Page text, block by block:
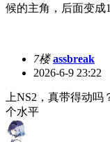
候的主角，后面变成
7楼 assbreak
2026-6-9 23:22
上NS2，真带得动
个水平